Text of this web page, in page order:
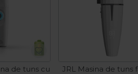
de tuns cu
JRL Masina de tuns